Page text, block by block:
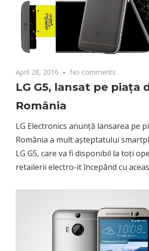
April 28, 2016 No comments
LG G5, lansat pe piața
România
LG Electronics anunță lansarea pe
România a mult așteptatului
LG G5, care va fi disponibil la toți
retailerii electro-it începând cu